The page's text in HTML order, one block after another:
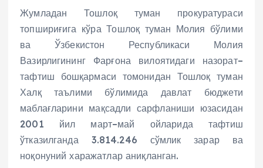
Жумладан Тошлоқ туман прокуратураси
топшириғига кўра Тошлоқ туман Молия бўлими
ва Ўзбекистон Республикаси Молия
Вазирлигининг Фарғона вилоятидаги назорат–
тафтиш бошқармаси томонидан Тошлоқ туман
Халқ таълими бўлимида давлат бюджети
маблағларини мақсадли сарфланиши юзасидан
2001 йил март–май ойларида тафтиш
ўтказилганда 3.814.246 сўмлик зарар ва
ноқонуний харажатлар аниқланган.